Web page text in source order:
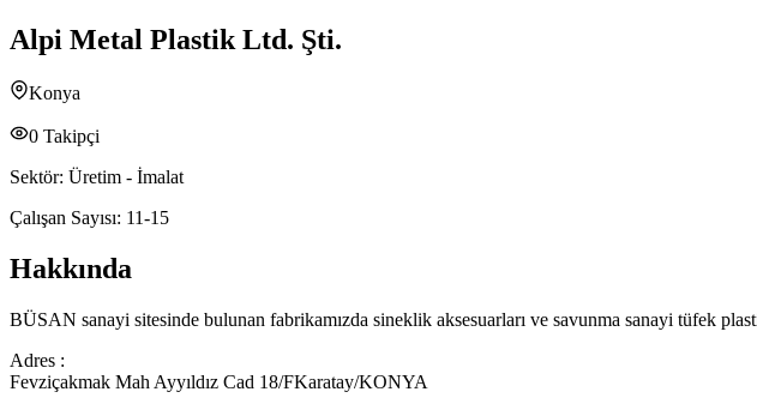
Alpi Metal Plastik Ltd. Şti.
Konya
0 Takipçi
Sektör: Üretim - İmalat
Çalışan Sayısı: 11-15
Hakkında
BÜSAN sanayi sitesinde bulunan fabrikamızda sineklik aksesuarları ve savunma sanayi tüfek
Adres :
Fevziçakmak Mah Ayyıldız Cad 18/FKaratay/KONYA